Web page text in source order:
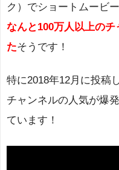
ク）でショートムービ
なんと100万人以上の
たそうです！
特に2018年12月に投稿
チャンネルの人気が爆
ています！